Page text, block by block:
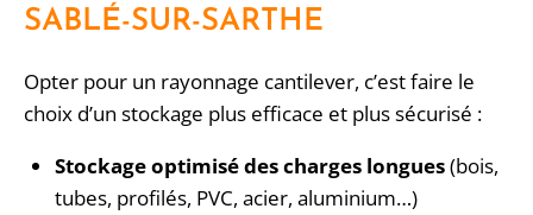
SABLÉ-SUR-SARTHE
Opter pour un rayonnage cantilever, c’est faire le
choix d’un stockage plus efficace et plus sécurisé :
Stockage optimisé des charges longues(bois,
tubes, profilés, PVC, acier, aluminium…)